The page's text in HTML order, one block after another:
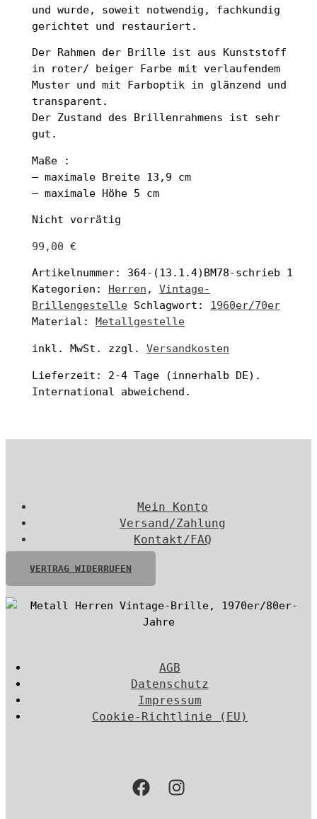
und wurde, soweit notwendig, fachkundig
gerichtet und restauriert.
Der Rahmen der Brille ist aus Kunststoff
in roter/ beiger Farbe mit verlaufendem
Muster und mit Farboptik in glänzend und
transparent.
Der Zustand des Brillenrahmens ist sehr
gut.
Maße :
– maximale Breite 13,9 cm
– maximale Höhe 5 cm
Nicht vorrätig
99,00€
Artikelnummer: 364-(13.1.4)BM78-schrieb 1
Kategorien:
Herren ,Vintage-
Brillengestelle Schlagwort: 1960er/70er
Material:
Metallgestelle
inkl. MwSt. zzgl.Versandkosten
Lieferzeit: 2-4 Tage (innerhalb DE).
International abweichend.
Mein Konto
Versand/Zahlung
Kontakt/FAQ
VERTRAG WIDERRUFEN
AGB
Datenschutz
Impressum
Cookie-Richtlinie (EU)